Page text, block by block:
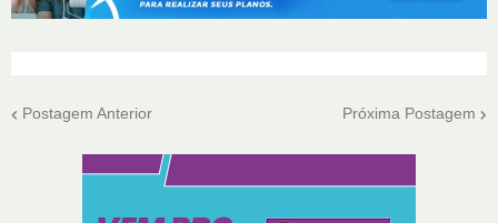
Postagem Anterior Próxima Postagem